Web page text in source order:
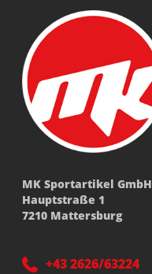
MK Sportartikel GmbH
Hauptstraße 1
7210 Mattersburg
+43 2626/63224